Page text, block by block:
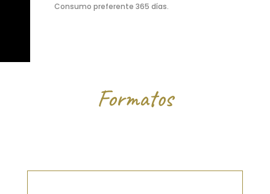
Consumo preferente 365 días.
Formatos